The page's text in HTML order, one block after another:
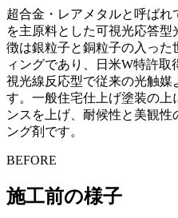
超合金・レアメタルと呼ばれ
を主原料とした可視光応答
徴は銀粒子と銅粒子の入っ
ィングであり、日米W特許取
視光線反応型で従来の光触
す。一般住宅仕上げ塗装の
ンスを上げ、耐候性と美観
ング剤です。
BEFORE
施工前の様子